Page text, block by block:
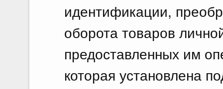
идентификации,
оборота товаров
предоставленных им
которая установлена